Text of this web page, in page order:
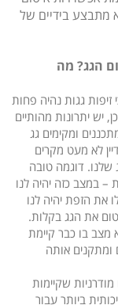
מתבצע בידיים של
הגג? מה
גגות נהיה פחות
יש יתרונות מהותיים
ומקימים גג
לא מעט מקרים
שלנו. דוגמה טובה
– במצב כזה יהיה לנו
את הזפת יהיה לנו
את הגג בקלות.
מצב בו כבר קיימת
אותה
שקיימות
ביותר עבור